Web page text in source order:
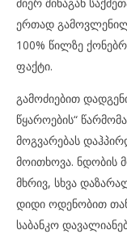
მიერ შინაგან
ერთად
100% წილზე
ფაქტი.
გამოძიებით
წყაროების“
მოგვარებას
მოითხოვა. ნდობის
მხრივ, სხვა
დიდი ოდენობით
საბანკო